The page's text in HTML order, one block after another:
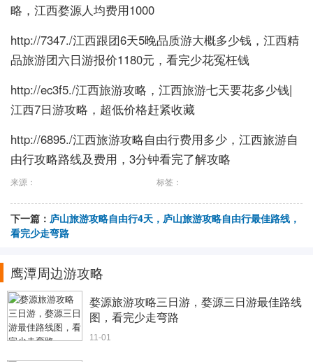
略，江西婺源人均费用1000
http://7347./江西跟团6天5晚品质游大概多少钱，江西精
品旅游团六日游报价1180元，看完少花冤枉钱
http://ec3f5./江西旅游攻略，江西旅游七天要花多少钱|
江西7日游攻略，超低价格赶紧收藏
http://6895./江西旅游攻略自由行费用多少，江西旅游自
由行攻略路线及费用，3分钟看完了解攻略
来源： 标签：
下一篇： 庐山旅游攻略自由行4天，庐山旅游攻略自由行最佳路线，
看完少走弯路
鹰潭周边游攻略
婺源旅游攻略三日游，婺源三日游最佳路线
图，看完少走弯路
11-01